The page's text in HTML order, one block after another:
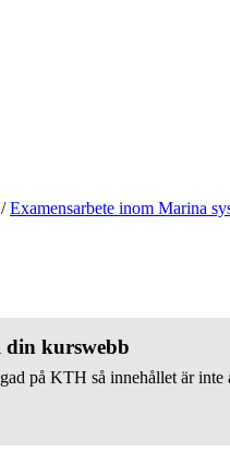
/ Examensarbete inom Marina
kurswebb
på KTH så innehållet är inte